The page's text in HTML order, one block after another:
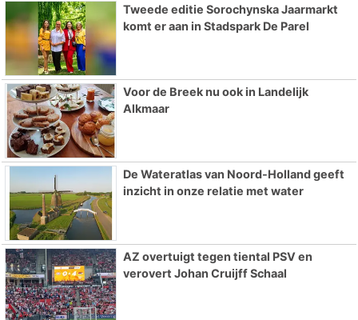
Tweede editie Sorochynska Jaarmarkt
komt er aan in Stadspark De Parel
Voor de Breek nu ook in Landelijk
Alkmaar
De Wateratlas van Noord-Holland geeft
inzicht in onze relatie met water
AZ overtuigt tegen tiental PSV en
verovert Johan Cruijff Schaal